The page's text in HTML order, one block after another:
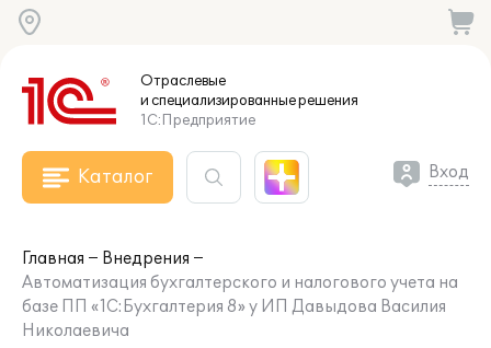
Отраслевые
и специализированныерешения
1С:Предприятие
Каталог Вход
Главная
Внедрения
Автоматизация бухгалтерского и налогового учета на
базе ПП «1С:Бухгалтерия 8» у ИП Давыдова Василия
Николаевича